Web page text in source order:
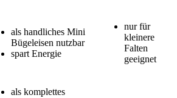
als handliches Mini
Bügeleisen nutzbar
spart Energie
nur für
kleinere
Falten
geeignet
als komplettes